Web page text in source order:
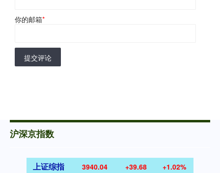
你的邮箱*
提交评论
沪深京指数
上证综指 3940.04 +39.68 +1.02%